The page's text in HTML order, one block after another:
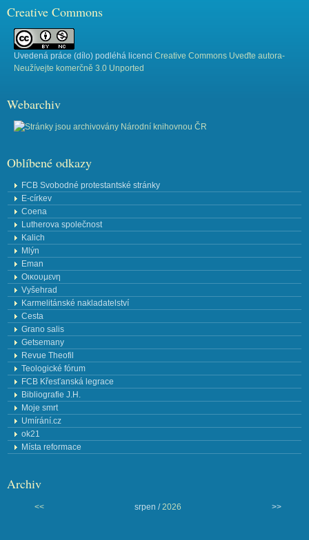
Creative Commons
Uvedená práce (dílo) podléhá licenci Creative Commons Uveďte autora-
Neužívejte komerčně 3.0 Unported
Webarchiv
Oblíbené odkazy
FCB Svobodné protestantské stránky
E-církev
Coena
Lutherova společnost
Kalich
Mlýn
Eman
Οικουμενη
Vyšehrad
Karmelitánské nakladatelství
Cesta
Grano salis
Getsemany
Revue Theofil
Teologické fórum
FCB Křesťanská legrace
Bibliografie J.H.
Moje smrt
Umírání.cz
ok21
Místa reformace
Archiv
<< srpen /2026 >>